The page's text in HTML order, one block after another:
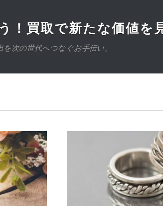
！買取で新たな価値を
次の世代へつなぐお手伝い。